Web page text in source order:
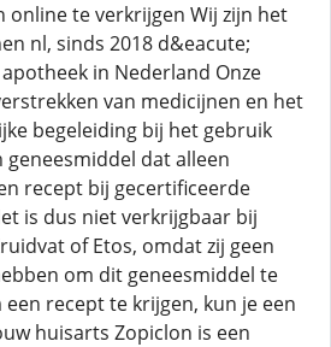
te verkrijgen Wij zijn het
nl, sinds 2018 d&eacute;
in Nederland Onze
van medicijnen en het
begeleiding bij het gebruik
geneesmiddel dat alleen
recept bij gecertificeerde
is dus niet verkrijgbaar bij
of Etos, omdat zij geen
om dit geneesmiddel te
recept te krijgen, kun je een
huisarts Zopiclon is een